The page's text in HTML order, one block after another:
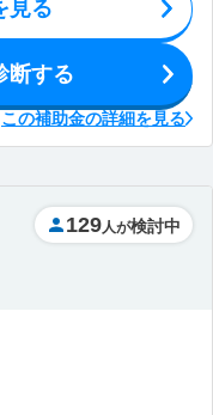
見る
断する
この補助金の詳細を見る
129 人が検討中